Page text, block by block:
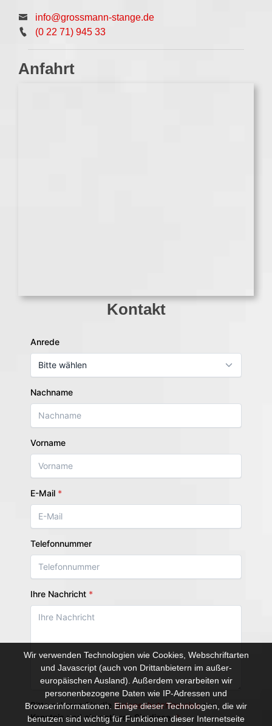
info@grossmann-stange.de
(0 22 71) 945 33
Anfahrt
Kontakt
Wir verwenden Technologien wie Cookies, Webschriftarten
und Javascript (auch von Drittanbietern im außer-
europäischen Ausland). Außerdem verarbeiten wir
personenbezogene Daten wie IP-Adressen und
Browserinformationen. Einige dieser Technologien, die wir
benutzen sind wichtig für Funktionen dieser Internetseite